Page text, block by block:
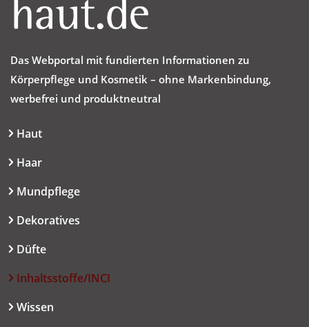
Das Webportal mit fundierten Informationen zu
Körperpflege und Kosmetik – ohne Markenbindung,
werbefrei und produktneutral
Haut
Haar
Mundpflege
Dekoratives
Düfte
Inhaltsstoffe/INCI
Wissen